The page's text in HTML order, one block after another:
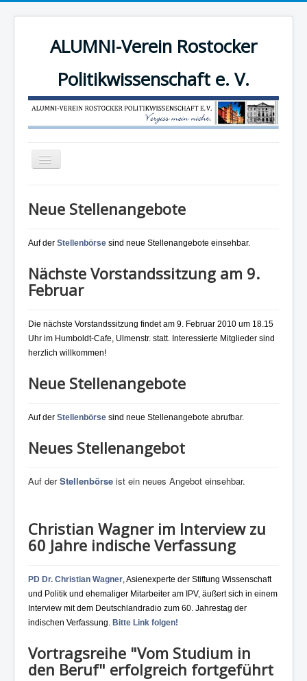
ALUMNI-Verein Rostocker
Politikwissenschaft e. V.
Navigation
Der Verein
Angebote
Mitglied werden!
Neue Stellenangebote
Auf der Stellenbörse sind neue Stellenangebote einsehbar.
Nächste Vorstandssitzung am 9.
Februar
Die nächste Vorstandssitzung findet am 9. Februar 2010 um 18.15
Uhr im Humboldt-Cafe, Ulmenstr. statt. Interessierte Mitglieder sind
herzlich willkommen!
Neue Stellenangebote
Auf der Stellenbörse sind neue Stellenangebote abrufbar.
Neues Stellenangebot
Auf derStellenbörse ist ein neues Angebot einsehbar.
Christian Wagner im Interview zu
60 Jahre indische Verfassung
PD Dr. Christian Wagner, Asienexperte der Stiftung Wissenschaft
und Politik und ehemaliger Mitarbeiter am IPV, äußert sich in einem
Interview mit dem Deutschlandradio zum 60. Jahrestag der
indischen Verfassung. Bitte Link folgen!
Vortragsreihe "Vom Studium in
den Beruf" erfolgreich fortgeführt